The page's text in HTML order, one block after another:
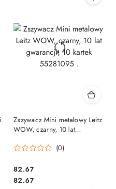
Zszywacz Mini metalowy Leitz
WOW, czarny, 10 lat
55281095 .
(0)
Cena:
82.67
Cena:
82.67